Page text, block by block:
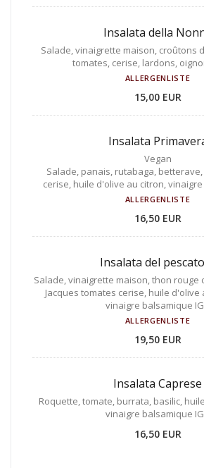
Insalata della
Salade, vinaigrette maison, croûtons
tomates, cerise, lardons,
ALLERGENLISTE
15,00 EUR
Insalata
Vegan
Salade, panais, rutabaga,
cerise, huile d'olive au citron,
ALLERGENLISTE
16,50 EUR
Insalata del
Salade, vinaigrette maison, thon rouge
Jacques tomates cerise, huile d'olive
vinaigre balsamique
ALLERGENLISTE
19,50 EUR
Insalata Caprese
Roquette, tomate, burrata, basilic,
vinaigre balsamique
16,50 EUR